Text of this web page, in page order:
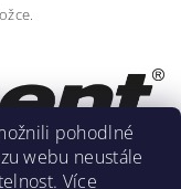
pohodlné
webu neustále
Více